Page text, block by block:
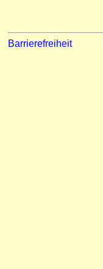
Barrierefreiheit